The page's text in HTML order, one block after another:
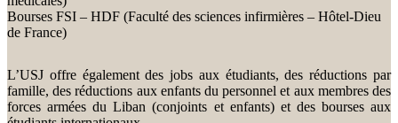
Bourses FSI – HDF (Faculté des sciences infirmières – Hôtel-Dieu
de France)
L’USJ offre également des jobs aux étudiants, des réductions par
famille, des réductions aux enfants du personnel et aux membres des
forces armées du Liban (conjoints et enfants) et des bourses aux